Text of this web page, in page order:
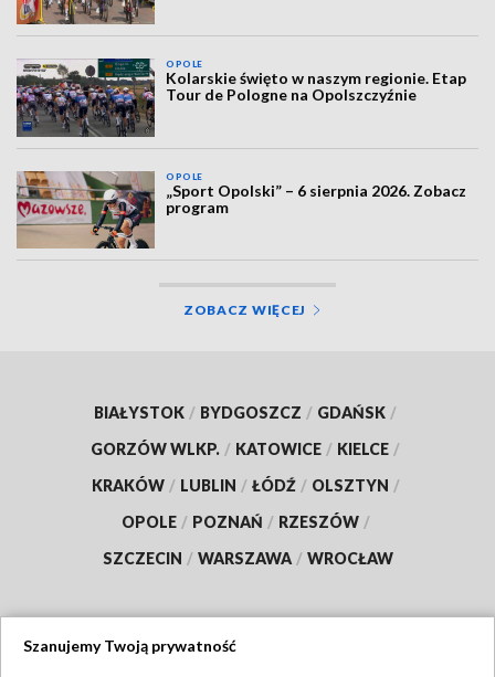
OPOLE
Kolarskie święto w naszym regionie. Etap
Tour de Pologne na Opolszczyźnie
OPOLE
„Sport Opolski” – 6 sierpnia 2026. Zobacz
program
ZOBACZ WIĘCEJ
BIAŁYSTOK / BYDGOSZCZ / GDAŃSK /
GORZÓW WLKP. / KATOWICE / KIELCE /
KRAKÓW / LUBLIN / ŁÓDŹ / OLSZTYN /
OPOLE / POZNAŃ / RZESZÓW /
SZCZECIN / WARSZAWA / WROCŁAW
Szanujemy Twoją prywatność